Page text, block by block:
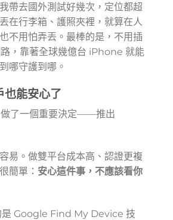
帶去國外測試好幾次，定位都超
在行李箱、護照夾裡，就算在人
不用怕弄丟。最棒的是，不用插
，靠著全球幾億台 iPhone 就能
哪守護到哪。
能安心了
了一個重要決定——推出
易。做雙平台成本高、認證更複
簡單： 安心這件事，不應該看你
Google Find My Device 技